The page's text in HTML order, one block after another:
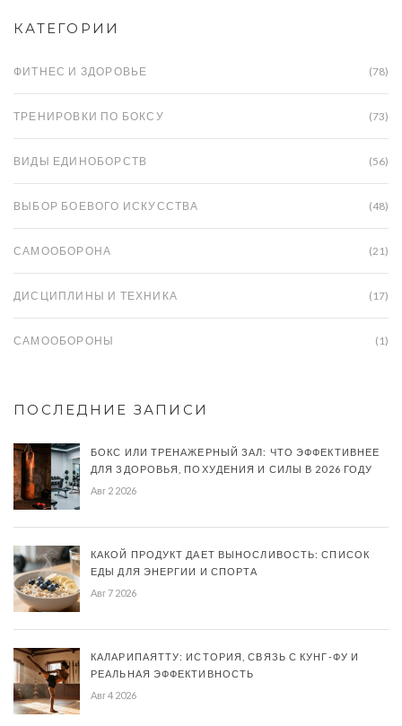
КАТЕГОРИИ
ФИТНЕС И ЗДОРОВЬЕ (78)
ТРЕНИРОВКИ ПО БОКСУ (73)
ВИДЫ ЕДИНОБОРСТВ (56)
ВЫБОР БОЕВОГО ИСКУССТВА (48)
САМООБОРОНА (21)
ДИСЦИПЛИНЫ И ТЕХНИКА (17)
САМООБОРОНЫ (1)
ПОСЛЕДНИЕ ЗАПИСИ
БОКС ИЛИ ТРЕНАЖЕРНЫЙ ЗАЛ: ЧТО ЭФФЕКТИВНЕЕ
ДЛЯ ЗДОРОВЬЯ, ПОХУДЕНИЯ И СИЛЫ В 2026 ГОДУ
Авг 2 2026
КАКОЙ ПРОДУКТ ДАЕТ ВЫНОСЛИВОСТЬ: СПИСОК
ЕДЫ ДЛЯ ЭНЕРГИИ И СПОРТА
Авг 7 2026
КАЛАРИПАЯТТУ: ИСТОРИЯ, СВЯЗЬ С КУНГ-ФУ И
РЕАЛЬНАЯ ЭФФЕКТИВНОСТЬ
Авг 4 2026